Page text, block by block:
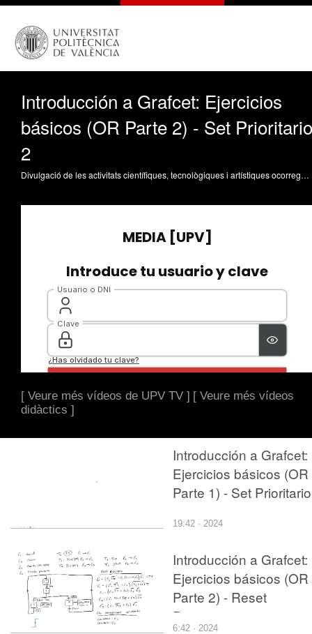
Introducción a Grafcet: Ejercicios
básicos (OR Parte 2) - Set Prioritario
2
Divulgació de les activitats científiques, tecnològiques i artístiques ocorregudes en els tres campus de la UPV
[ Veure més vídeos de UPV TV ] [ Veure més vídeos
didàctics ]
Introducción a Grafcet:
Ejercicios básicos (OR
Parte 1) - Set
19:42 · 2024
Introducción a Grafcet:
Ejercicios básicos (OR
Parte 2) - Reset
Prioritario 2
6:42 · 2024